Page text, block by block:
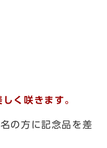
く咲きます。
の方に記念品を差